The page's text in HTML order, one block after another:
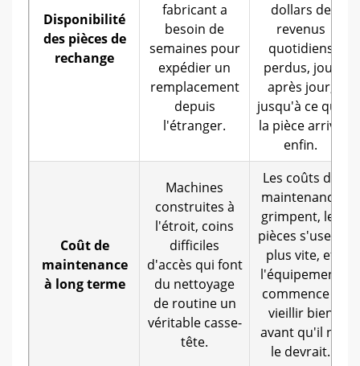
Disponibilité
des pièces de
rechange
fabricant a
besoin de
semaines pour
expédier un
remplacement
depuis
l'étranger.
dollars de
revenus
quotidiens
perdus, jour
après jour,
jusqu'à ce que
la pièce arrive
enfin.
Coût de
maintenance
à long terme
Machines
construites à
l'étroit, coins
difficiles
d'accès qui font
du nettoyage
de routine un
véritable casse-
tête.
Les coûts de
maintenance
grimpent, les
pièces s'usent
plus vite, et
l'équipement
commence à
vieillir bien
avant qu'il ne
le devrait.